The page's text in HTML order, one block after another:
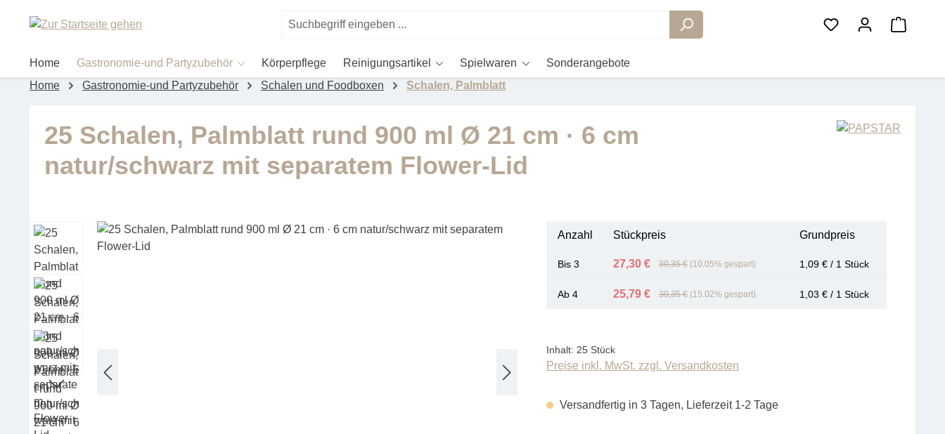
Hauptinhalt springen
Zur Suche springen
Home Gastronomie-und Partyzubehör Körperpflege Reinigungsartikel Spielwaren
Sonderangebote
Home
Gastronomie-und Partyzubehör Schalen und Foodboxen Schalen, Palmblatt
25 Schalen, Palmblatt rund 900 ml Ø 21 cm · 6 cm
natur/schwarz mit separatem Flower-Lid
Bildergalerie überspringen
Anzahl Stückpreis Grundpreis
Bis 3 27,30 € 30,35 € (10.05% gespart) 1,09 € / 1 Stück
Ab 4 25,79 € 30,35 € (15.02% gespart) 1,03 € / 1 Stück
Inhalt: 25 Stück
Preise inkl. MwSt. zzgl. Versandkosten
Versandfertig in 3 Tagen, Lieferzeit 1-2 Tage